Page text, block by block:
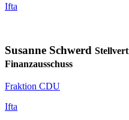
Ifta
Susanne Schwerd
Finanzausschuss
Fraktion CDU
Ifta